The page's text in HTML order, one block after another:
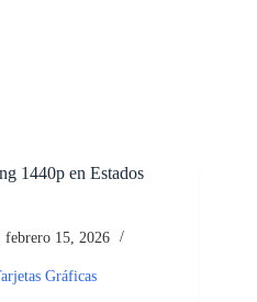
1440p en Estados
febrero 15, 2026
Gráficas